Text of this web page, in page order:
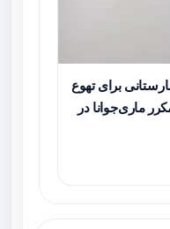
برای تهوع
ماری‌جوانا در